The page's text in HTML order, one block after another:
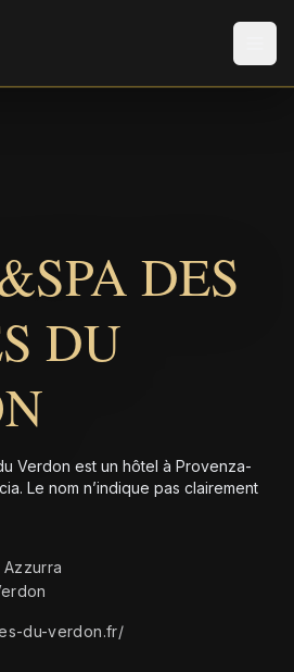
DES
DU
Verdon est un hôtel à Provenza-
Le nom n’indique pas clairement
du-verdon.fr/